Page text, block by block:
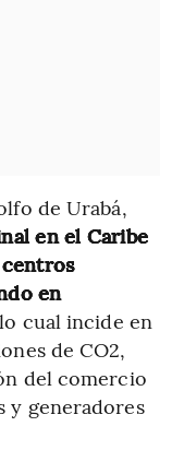
de Urabá,
en el Caribe
en
lo cual incide en
de CO2,
del comercio
y generadores